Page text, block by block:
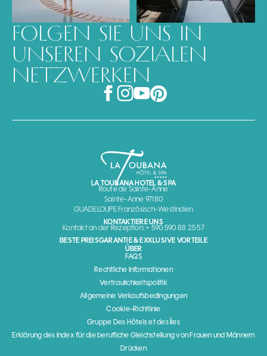
FOLGEN SIE UNS IN
UNSEREN SOZIALEN
NETZWERKEN
LA TOUBANA HOTEL & SPA
Route de Sainte-Anne
Sainte-Anne 97180
GUADELOUPE Französisch-Westindien
KONTAKTIERE UNS
Kontakt an der Rezeption: + 590 590 88 25 57
BESTE PREISGARANTIE & EXKLUSIVE VORTEILE
ÜBER
FAQS
Rechtliche Informationen
Vertraulichkeitspolitik
Allgemeine Verkaufsbedingungen
Cookie-Richtlinie
Gruppe Des Hôtels et des Îles
Erklärung des Index für die berufliche Gleichstellung von Frauen und Männern
Drücken